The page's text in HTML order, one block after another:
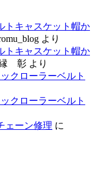
トキャスケット帽か
より
トキャスケット帽か
彰 より
クローラーベルト
クローラーベルト
ェーン修理 に